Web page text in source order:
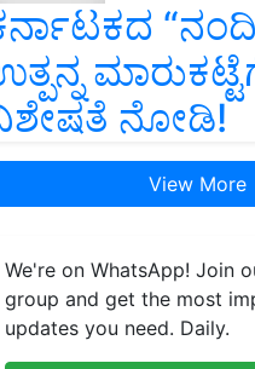
ನೋಡಿ!
View More
We're on WhatsApp! Join
group and get the most
updates you need. Daily.